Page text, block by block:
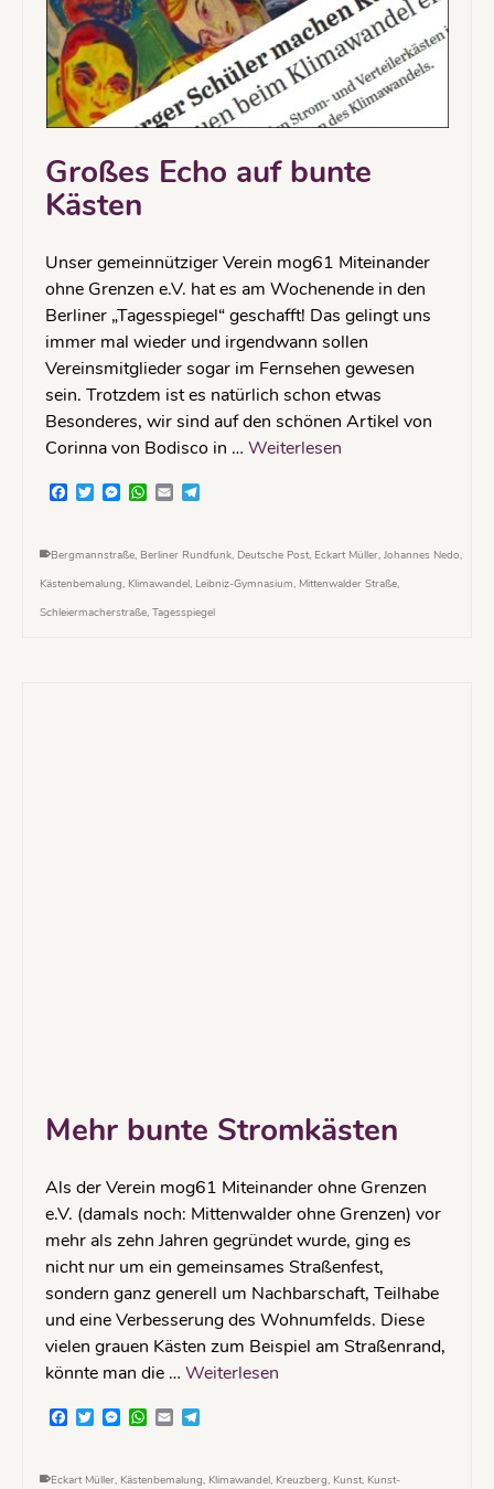
Großes Echo auf bunte
Kästen
Unser gemeinnütziger Verein mog61 Miteinander
ohne Grenzen e.V. hat es am Wochenende in den
Berliner „Tagesspiegel“ geschafft! Das gelingt uns
immer mal wieder und irgendwann sollen
Vereinsmitglieder sogar im Fernsehen gewesen
sein. Trotzdem ist es natürlich schon etwas
Besonderes, wir sind auf den schönen Artikel von
Corinna von Bodisco in … Weiterlesen
Facebook
TwitterMessenger
WhatsApp
Email
Bergmannstraße, Berliner Rundfunk, Deutsche Post, Eckart Müller, Johannes Nedo,
Kästenbemalung, Klimawandel, Leibniz-Gymnasium, Mittenwalder Straße,
Schleiermacherstraße, Tagesspiegel
Mehr bunte Stromkästen
Als der Verein mog61 Miteinander ohne Grenzen
e.V. (damals noch: Mittenwalder ohne Grenzen) vor
mehr als zehn Jahren gegründet wurde, ging es
nicht nur um ein gemeinsames Straßenfest,
sondern ganz generell um Nachbarschaft, Teilhabe
und eine Verbesserung des Wohnumfelds. Diese
vielen grauen Kästen zum Beispiel am Straßenrand,
könnte man die … Weiterlesen
Facebook
TwitterMessenger
WhatsApp
Email
Eckart Müller, Kästenbemalung, Klimawandel, Kreuzberg, Kunst, Kunst-